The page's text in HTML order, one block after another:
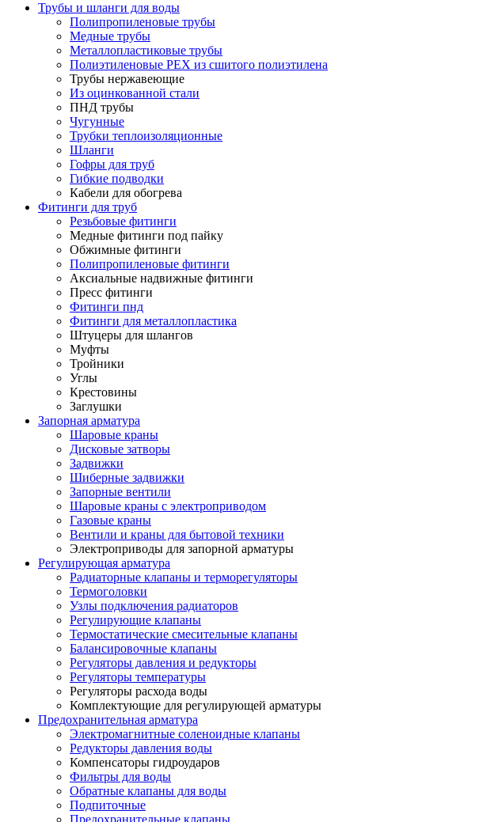
Трубы и шланги для воды
Полипропиленовые трубы
Медные трубы
Металлопластиковые трубы
Полиэтиленовые PEX из сшитого полиэтилена
Трубы нержавеющие
Из оцинкованной стали
ПНД трубы
Чугунные
Трубки теплоизоляционные
Шланги
Гофры для труб
Гибкие подводки
Кабели для обогрева
Фитинги для труб
Резьбовые фитинги
Медные фитинги под пайку
Обжимные фитинги
Полипропиленовые фитинги
Аксиальные надвижные фитинги
Пресс фитинги
Фитинги пнд
Фитинги для металлопластика
Штуцеры для шлангов
Муфты
Тройники
Углы
Крестовины
Заглушки
Запорная арматура
Шаровые краны
Дисковые затворы
Задвижки
Шиберные задвижки
Запорные вентили
Шаровые краны с электроприводом
Газовые краны
Вентили и краны для бытовой техники
Электроприводы для запорной арматуры
Регулирующая арматура
Радиаторные клапаны и терморегуляторы
Термоголовки
Узлы подключения радиаторов
Регулирующие клапаны
Термостатические смесительные клапаны
Балансировочные клапаны
Регуляторы давления и редукторы
Регуляторы температуры
Регуляторы расхода воды
Комплектующие для регулирующей арматуры
Предохранительная арматура
Электромагнитные соленоидные клапаны
Редукторы давления воды
Компенсаторы гидроударов
Фильтры для воды
Обратные клапаны для воды
Подпиточные
Предохранительные клапаны